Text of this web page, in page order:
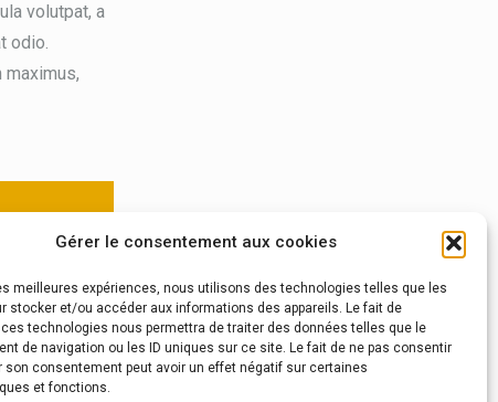
Gérer le consentement aux cookies
meilleures expériences, nous utilisons des technologies telles que les
stocker et/ou accéder aux informations des appareils. Le fait de
technologies nous permettra de traiter des données telles que le
de navigation ou les ID uniques sur ce site. Le fait de ne pas consentir
son consentement peut avoir un effet négatif sur certaines
et fonctions.
volutpat, a
odio.
maximus,
fringilla vel